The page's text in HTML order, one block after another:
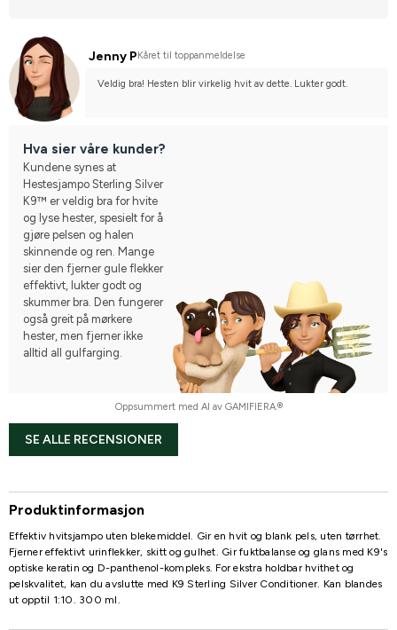
Jenny P Kåret til toppanmeldelse
Veldig bra! Hesten blir virkelig hvit av dette. Lukter godt.
Hva sier våre kunder?
Kundene synes at
Hestesjampo Sterling Silver
K9™ er veldig bra for hvite
og lyse hester, spesielt for å
gjøre pelsen og halen
skinnende og ren. Mange
sier den fjerner gule flekker
effektivt, lukter godt og
skummer bra. Den fungerer
også greit på mørkere
hester, men fjerner ikke
alltid all gulfarging.
Oppsummert med AI av GAMIFIERA.®
SE ALLE RECENSIONER
Produktinformasjon
Effektiv hvitsjampo uten blekemiddel. Gir en hvit og blank pels, uten tørrhet.
Fjerner effektivt urinflekker, skitt og gulhet. Gir fuktbalanse og glans med K9's
optiske keratin og D-panthenol-kompleks. For ekstra holdbar hvithet og
pelskvalitet, kan du avslutte med K9 Sterling Silver Conditioner. Kan blandes
ut opptil 1:10. 300 ml.